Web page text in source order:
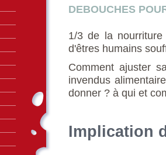
DEBOUCHES
1/3 de la
d'êtres humains
Comment ajuster
invendus
donner ? à qui et
Implication